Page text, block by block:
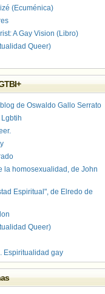
(Ecuménica)
A Gay Vision (Libro)
Queer)
de Oswaldo Gallo Serrato
la homosexualidad, de John
Espiritual", de Elredo de
Queer)
Espiritualidad gay